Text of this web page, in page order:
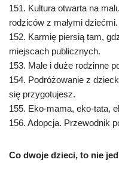
151. Kultura otwarta na
rodziców z małymi dziećmi.
152. Karmię piersią tam,
miejscach publicznych.
153. Małe i duże rodzinne
154. Podróżowanie z
się przygotujesz.
155. Eko-mama, eko-tata,
156. Adopcja. Przewodnik
Co dwoje dzieci, to nie